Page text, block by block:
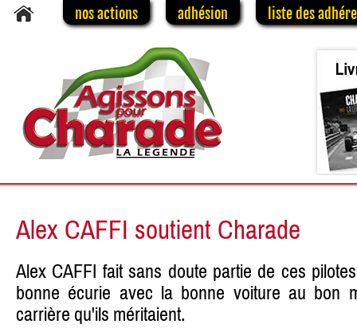
nos actions adhésion liste des
Alex CAFFI soutient Charade
Alex CAFFI fait sans doute partie de ces
bonne écurie avec la bonne voiture au bon
carrière qu'ils méritaient.